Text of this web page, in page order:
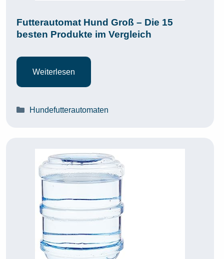
Futterautomat Hund Groß – Die 15
besten Produkte im Vergleich
Weiterlesen
Kategorien
Hundefutterautomaten